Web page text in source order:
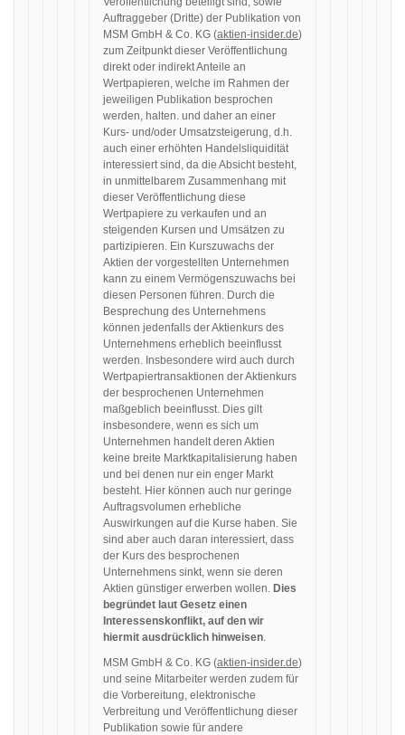
Auftraggeber (Dritte) der Publikation von
MSM GmbH & Co. KG (aktien-insider.de)
zum Zeitpunkt dieser Veröffentlichung
direkt oder indirekt Anteile an
Wertpapieren, welche im Rahmen der
jeweiligen Publikation besprochen
werden, halten. und daher an einer
Kurs- und/oder Umsatzsteigerung, d.h.
auch einer erhöhten Handelsliquidität
interessiert sind, da die Absicht besteht,
in unmittelbarem Zusammenhang mit
dieser Veröffentlichung diese
Wertpapiere zu verkaufen und an
steigenden Kursen und Umsätzen zu
partizipieren. Ein Kurszuwachs der
Aktien der vorgestellten Unternehmen
kann zu einem Vermögenszuwachs bei
diesen Personen führen. Durch die
Besprechung des Unternehmens
können jedenfalls der Aktienkurs des
Unternehmens erheblich beeinflusst
werden. Insbesondere wird auch durch
Wertpapiertransaktionen der Aktienkurs
der besprochenen Unternehmen
maßgeblich beeinflusst. Dies gilt
insbesondere, wenn es sich um
Unternehmen handelt deren Aktien
keine breite Marktkapitalisierung haben
und bei denen nur ein enger Markt
besteht. Hier können auch nur geringe
Auftragsvolumen erhebliche
Auswirkungen auf die Kurse haben. Sie
sind aber auch daran interessiert, dass
der Kurs des besprochenen
Unternehmens sinkt, wenn sie deren
Aktien günstiger erwerben wollen. Dies
begründet laut Gesetz einen
Interessenskonflikt, auf den wir
hiermit ausdrücklich hinweisen.
MSM GmbH & Co. KG (aktien-insider.de)
und seine Mitarbeiter werden zudem für
die Vorbereitung, elektronische
Verbreitung und Veröffentlichung dieser
Publikation sowie für andere